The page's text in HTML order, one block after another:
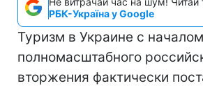
РБК-Україна у Google
Туризм в Украине с началом
полномасштабного
вторжения фактически